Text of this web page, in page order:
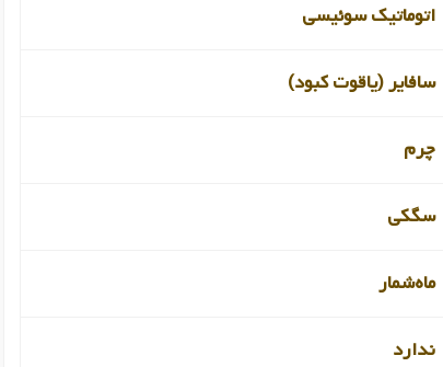
اتوماتیک سوئیسی
سافایر (یاقوت کبود)
چرم
سگکی
ماه‌شمار
ندارد